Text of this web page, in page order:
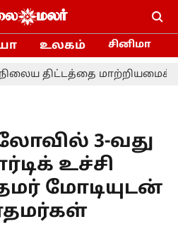
உலகம் சினிமா
மாற்றியமைக்க
3-வது
உச்சி
மோடியுடன்